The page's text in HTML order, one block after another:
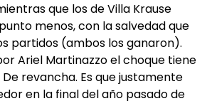
que los de Villa Krause
menos, con la salvedad que
partidos (ambos los ganaron).
Ariel Martinazzo el choque tiene
revancha. Es que justamente
en la final del año pasado de